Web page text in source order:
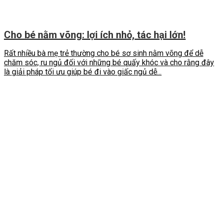
Cho bé nằm võng: lợi ích nhỏ, tác hại lớn!
Rất nhiều bà mẹ trẻ thường cho bé sơ sinh nằm võng để dễ
chăm sóc, ru ngủ đối với những bé quấy khóc và cho rằng đây
là giải pháp tối ưu giúp bé đi vào giấc ngủ dễ...